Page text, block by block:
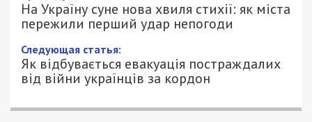
На Україну суне нова хвиля стихії: як міста
пережили перший удар непогоди
Следующая статья:
Як відбувається евакуація постраждалих
від війни українців за кордон